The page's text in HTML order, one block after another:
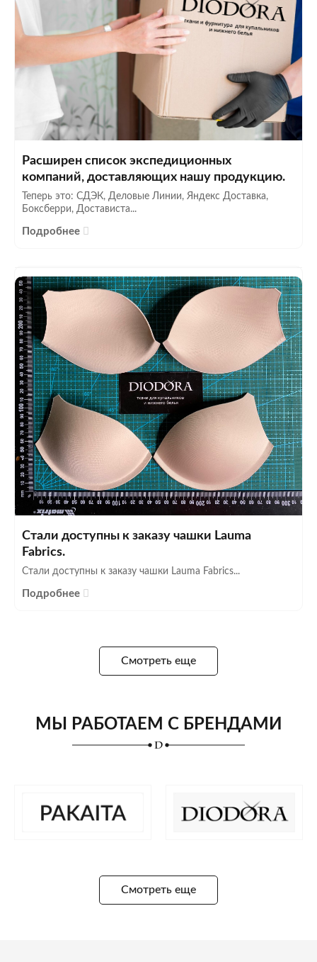
Расширен список экспедиционных
компаний, доставляющих нашу продукцию.
Теперь это: СДЭК, Деловые Линии, Яндекс Доставка,
Боксберри, Достависта...
Подробнее
Стали доступны к заказу чашки Lauma
Fabrics.
Стали доступны к заказу чашки Lauma Fabrics...
Подробнее
Смотреть еще
МЫ РАБОТАЕМ С БРЕНДАМИ
Смотреть еще